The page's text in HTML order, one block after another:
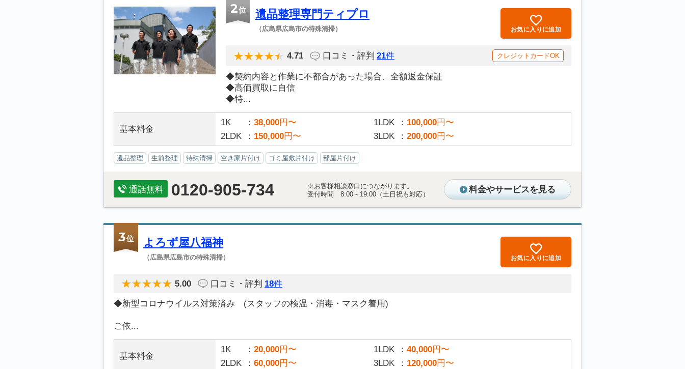
2位 遺品整理専門ティプロ
（広島県広島市の特殊清掃） お気に入りに追加
4.71 口コミ・評判 21件 クレジットカードOK
◆契約内容と作業に不都合があった場合、全額返金保証
◆高価買取に自信
◆特...
基本料金
1K 38,000円〜 1LDK 100,000円〜
2LDK
150,000円〜 3LDK 200,000円〜
遺品整理 生前整理 特殊清掃 空き家片付け ゴミ屋敷片付け 部屋片付け
通話無料 0120-905-734
※お客様相談窓口につながります。
受付時間 8:00～19:00（土日祝も対応）
料金やサービスを見る
3位 よろず屋八福神
（広島県広島市の特殊清掃） お気に入りに追加
5.00 口コミ・評判 18件
◆新型コロナウイルス対策済み (スタッフの検温・消毒・マスク着用)
ご依...
基本料金
1K 20,000円〜 1LDK 40,000円〜
2LDK
60,000円〜 3LDK 120,000円〜